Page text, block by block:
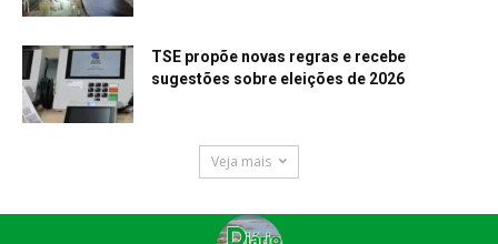
TSE propõe novas regras e recebe
sugestões sobre eleições de 2026
Veja mais